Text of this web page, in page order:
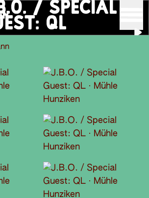
/ SPECIAL
QL